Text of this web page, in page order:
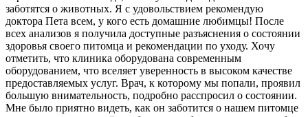
заботятся о животных. Я с удовольствием рекомендую
доктора Пета всем, у кого есть домашние любимцы! После
всех анализов я получила доступные разъяснения о состоянии
здоровья своего питомца и рекомендации по уходу. Хочу
отметить, что клиника оборудована современным
оборудованием, что вселяет уверенность в высоком качестве
предоставляемых услуг. Врач, к которому мы попали, проявил
большую внимательность, подробно расспросил о состоянии.
Мне было приятно видеть, как он заботится о нашем питомце